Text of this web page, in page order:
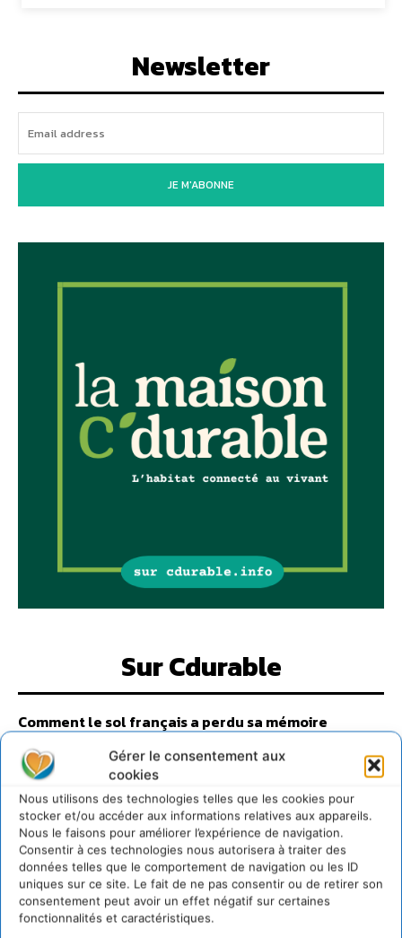
Gérer le consentement aux
cookies
Nous utilisons des technologies telles que les cookies pour
stocker et/ou accéder aux informations relatives aux appareils.
Nous le faisons pour améliorer l’expérience de navigation.
Consentir à ces technologies nous autorisera à traiter des
données telles que le comportement de navigation ou les ID
uniques sur ce site. Le fait de ne pas consentir ou de retirer son
consentement peut avoir un effet négatif sur certaines
fonctionnalités et caractéristiques.
Newsletter
JE M'ABONNE
Sur Cdurable
Comment le sol français a perdu sa mémoire
hydrique et déréglé tout le territoire (2020-2026)
2 août 2026
Développer notre attention aux espèces vivantes
non humaines avec les communs de Zoepolis
30 juillet 2026
Un kit citoyen pour lever les freins au
développement des forêts comestibles dans nos
villes
29 juillet 2026
L’éco-anxiété informe et l’éco-lucidité transforme